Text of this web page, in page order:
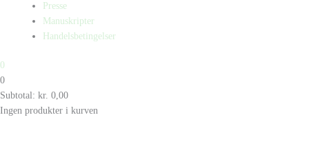
Presse
Manuskripter
Handelsbetingelser
0
0
Subtotal: kr. 0,00
Ingen produkter i kurven